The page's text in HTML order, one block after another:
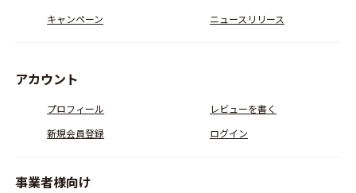
キャンペーン ニュースリリース
アカウント
プロフィール
レビューを書く
新規会員登録
ログイン
事業者様向け